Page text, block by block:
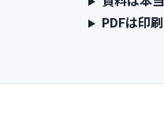
PDFは印